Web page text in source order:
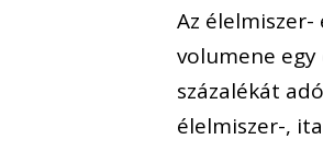
Az
volumene egy
százalékát
élelmiszer-,